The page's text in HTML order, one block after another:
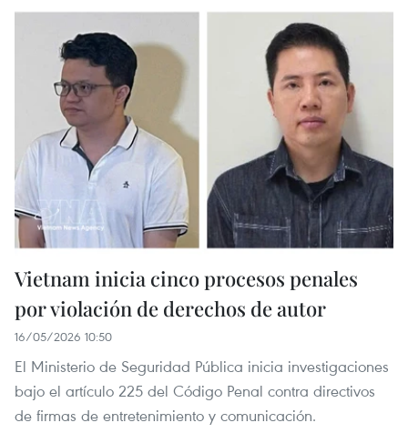
Vietnam inicia cinco procesos penales
por violación de derechos de autor
16/05/2026 10:50
El Ministerio de Seguridad Pública inicia investigaciones
bajo el artículo 225 del Código Penal contra directivos
de firmas de entretenimiento y comunicación.